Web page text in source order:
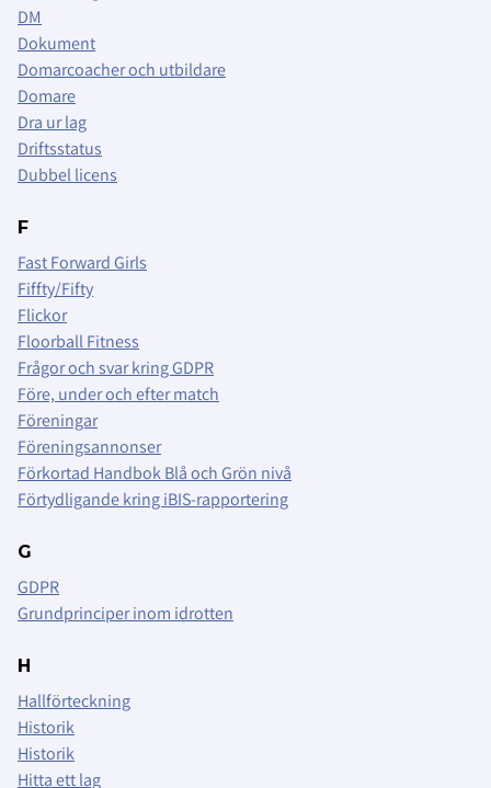
DM
Dokument
Domarcoacher och utbildare
Domare
Dra ur lag
Driftsstatus
Dubbel licens
F
Fast Forward Girls
Fiffty/Fifty
Flickor
Floorball Fitness
Frågor och svar kring GDPR
Före, under och efter match
Föreningar
Föreningsannonser
Förkortad Handbok Blå och Grön nivå
Förtydligande kring iBIS-rapportering
G
GDPR
Grundprinciper inom idrotten
H
Hallförteckning
Historik
Historik
Hitta ett lag